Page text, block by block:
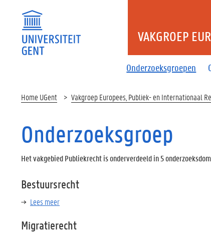
Onderzoeksgroepen
VAKGROEP
Home UGent Vakgroep Europees, Publiek- en Internationaal
Onderzoeksgroep
Het vakgebied Publiekrecht is onderverdeeld in 5
Bestuursrecht
Lees meer
Migratierecht